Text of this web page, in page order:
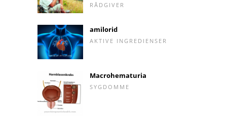
RÅDGIVER
amilorid
AKTIVE INGREDIENSER
Macrohematuria
SYGDOMME